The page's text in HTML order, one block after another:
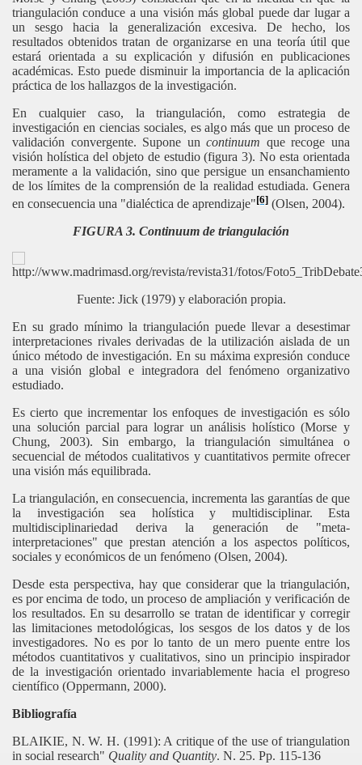
triangulación conduce a una visión más global puede dar lugar a
un sesgo hacia la generalización excesiva. De hecho, los
resultados obtenidos tratan de organizarse en una teoría útil que
estará orientada a su explicación y difusión en publicaciones
académicas. Esto puede disminuir la importancia de la aplicación
práctica de los hallazgos de la investigación.
En cualquier caso, la triangulación, como estrategia de
investigación en ciencias sociales, es algo más que un proceso de
validación convergente. Supone uncontinuum que recoge una
visión holística del objeto de estudio (figura 3). No esta orientada
meramente a la validación, sino que persigue un ensanchamiento
de los límites de la comprensión de la realidad estudiada. Genera
en consecuencia una "dialéctica de aprendizaje"[6] (Olsen, 2004).
FIGURA 3. Continuum de triangulación
Fuente: Jick (1979) y elaboración propia.
En su grado mínimo la triangulación puede llevar a desestimar
interpretaciones rivales derivadas de la utilización aislada de un
único método de investigación. En su máxima expresión conduce
a una visión global e integradora del fenómeno organizativo
estudiado.
Es cierto que incrementar los enfoques de investigación es sólo
una solución parcial para lograr un análisis holístico (Morse y
Chung, 2003). Sin embargo, la triangulación simultánea o
secuencial de métodos cualitativos y cuantitativos permite ofrecer
una visión más equilibrada.
La triangulación, en consecuencia, incrementa las garantías de que
la investigación sea holística y multidisciplinar. Esta
multidisciplinariedad deriva la generación de "meta-
interpretaciones" que prestan atención a los aspectos políticos,
sociales y económicos de un fenómeno (Olsen, 2004).
Desde esta perspectiva, hay que considerar que la triangulación,
es por encima de todo, un proceso de ampliación y verificación de
los resultados. En su desarrollo se tratan de identificar y corregir
las limitaciones metodológicas, los sesgos de los datos y de los
investigadores. No es por lo tanto de un mero puente entre los
métodos cuantitativos y cualitativos, sino un principio inspirador
de la investigación orientado invariablemente hacia el progreso
científico (Oppermann, 2000).
Bibliografía
BLAIKIE, N. W. H. (1991): A critique of the use of triangulation
in social research" Quality and Quantity. N. 25. Pp. 115-136